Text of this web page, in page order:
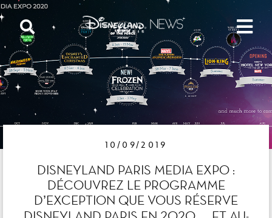
10/09/2019
DISNEYLAND PARIS MEDIA EXPO :
DÉCOUVREZ LE PROGRAMME
D’EXCEPTION QUE VOUS RÉSERVE